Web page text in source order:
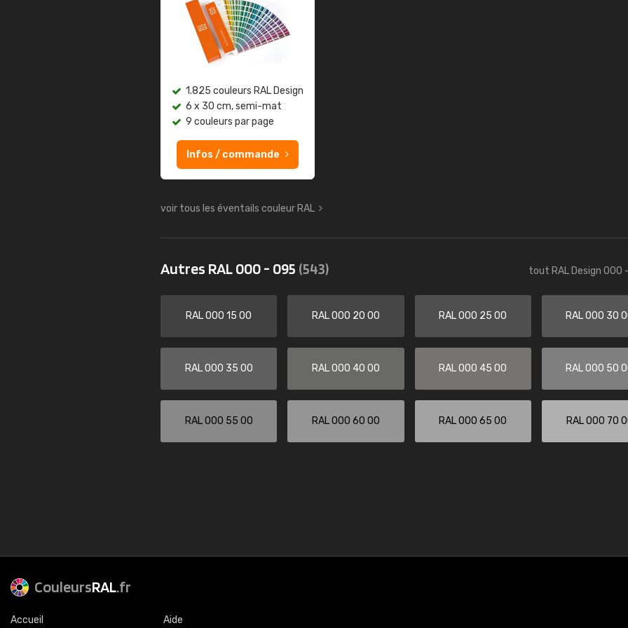
1.825 couleurs RAL Design
6 x 30 cm, semi-mat
9 couleurs par page
Infos / commande
voir tous les éventails couleur RAL
Autres RAL 000 - 095 (543) tout RAL Design 000
RAL 000 15 00 RAL 000 20 00 RAL 000 25 00 RAL 000 30
RAL 000 35 00 RAL 000 40 00 RAL 000 45 00 RAL 000 50
RAL 000 55 00 RAL 000 60 00 RAL 000 65 00 RAL 000 70
CouleursRAL.fr
Accueil Aide